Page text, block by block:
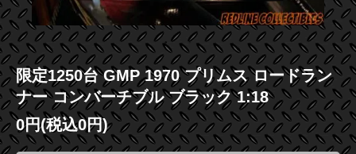
限定1250台 GMP 1970 プリムス ロードラン
ナー コンバーチブル ブラック 1:18
0円(税込0円)